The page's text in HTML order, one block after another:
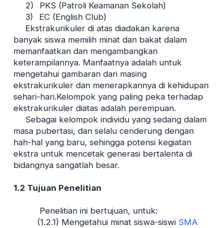
2)
PKS (Patroli Keamanan Sekolah)
3)
EC (English Club)
Ekstrakurikuler di atas diadakan karena
banyak siswa memilih minat dan bakat dalam
memanfaatkan dan mengambangkan
keterampilannya. Manfaatnya adalah untuk
mengetahui gambaran dari masing
ekstrakurikuler dan menerapkannya di kehidupan
sehari-hari.Kelompok yang paling peka terhadap
ekstrakurikuler diatas adalah perempuan.
Sebagai kelompok individu yang sedang dalam
masa pubertasi, dan selalu cenderung dengan
hah-hal yang baru, sehingga potensi kegiatan
ekstra untuk mencetak generasi bertalenta di
bidangnya sangatlah besar.
1.2 Tujuan Penelitian
Penelitian ini bertujuan, untuk:
(1.2.1) Mengetahui minat siswa-siswi SMA